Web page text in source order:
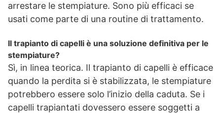
arrestare le stempiature. Sono più efficaci se
usati come parte di una routine di trattamento.
Il trapianto di capelli è una soluzione definitiva per le
stempiature?
Sì, in linea teorica. Il trapianto di capelli è efficace
quando la perdita si è stabilizzata, le stempiature
potrebbero essere solo l’inizio della caduta. Se i
capelli trapiantati dovessero essere soggetti a